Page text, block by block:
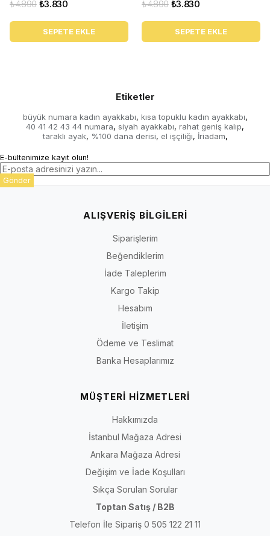
₺3.830
₺4.890
SEPETE EKLE
₺3.830
₺4.890
SEPETE EKLE
Etiketler
büyük numara kadın ayakkabı, kısa topuklu kadın ayakkabı,
40 41 42 43 44 numara, siyah ayakkabı, rahat geniş kalıp,
taraklı ayak, %100 dana derisi, el işçiliği, İriadam,
E-bültenimize kayıt olun!
Gönder
ALIŞVERİŞ BİLGİLERİ
Siparişlerim
Beğendiklerim
İade Taleplerim
Kargo Takip
Hesabım
İletişim
Ödeme ve Teslimat
Banka Hesaplarımız
MÜŞTERİ HİZMETLERİ
Hakkımızda
İstanbul Mağaza Adresi
Ankara Mağaza Adresi
Değişim ve İade Koşulları
Sıkça Sorulan Sorular
Toptan Satış / B2B
Telefon İle Sipariş 0 505 122 21 11